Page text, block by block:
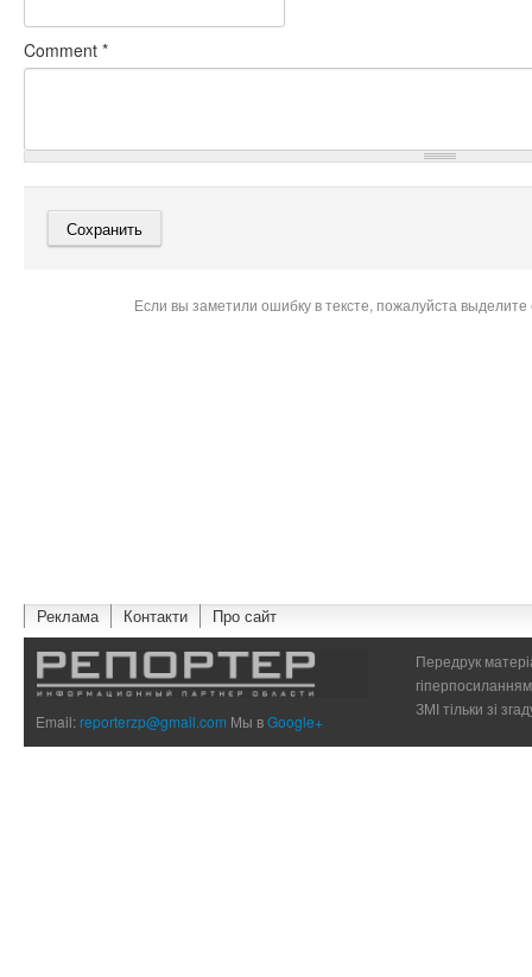
Comment *
Если вы заметили ошибку в тексте, пожалуйста
Реклама Контакти Про сайт
Email:reporterzp@gmail.com Мы вGoogle+
Передрук
ЗМІ тільки зі